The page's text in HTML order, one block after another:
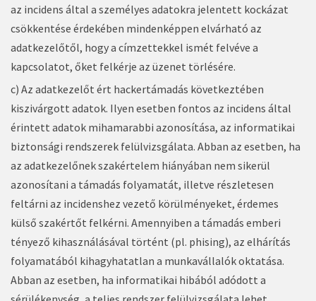
az incidens által a személyes adatokra jelentett kockázat
csökkentése érdekében mindenképpen elvárható az
adatkezelőtől, hogy a címzettekkel ismét felvéve a
kapcsolatot, őket felkérje az üzenet törlésére.
c) Az adatkezelőt ért hackertámadás következtében
kiszivárgott adatok. Ilyen esetben fontos az incidens által
érintett adatok mihamarabbi azonosítása, az informatikai
biztonsági rendszerek felülvizsgálata. Abban az esetben, ha
az adatkezelőnek szakértelem hiányában nem sikerül
azonosítani a támadás folyamatát, illetve részletesen
feltárni az incidenshez vezető körülményeket, érdemes
külső szakértőt felkérni. Amennyiben a támadás emberi
tényező kihasználásával történt (pl. phising), az elhárítás
folyamatából kihagyhatatlan a munkavállalók oktatása.
Abban az esetben, ha informatikai hibából adódott a